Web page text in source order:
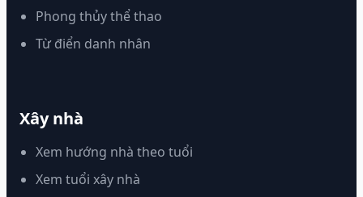
Phong thủy thể thao
Từ điển danh nhân
Xây nhà
Xem hướng nhà theo tuổi
Xem tuổi xây nhà